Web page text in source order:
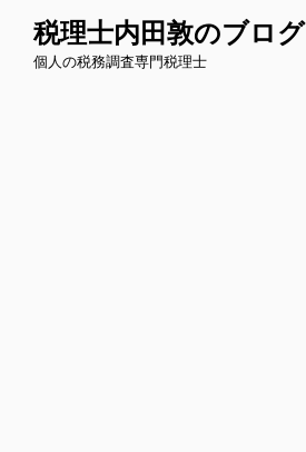
税理士内田敦のブログ
個人の税務調査専門税理士